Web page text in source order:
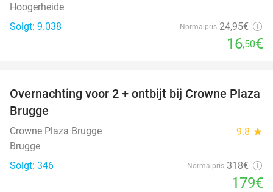
Hoogerheide
Solgt: 9.038
Normalpris 24,95€
16,50€
44%
Overnachting voor 2 + ontbijt bij Crowne Plaza
Brugge
Crowne Plaza Brugge 9.8 star
Brugge
Solgt: 346
Normalpris 318€
179€